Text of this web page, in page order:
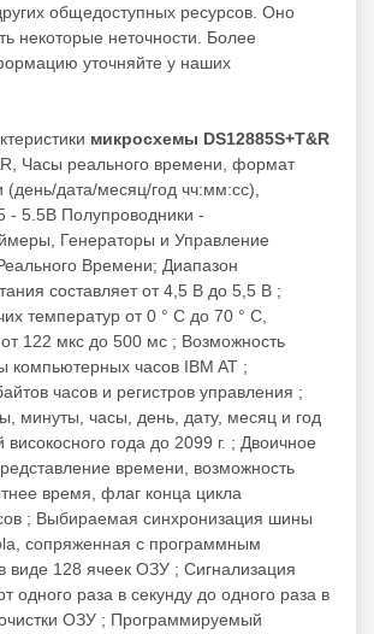
общедоступных ресурсов. Оно
некоторые неточности. Более
уточняйте у наших
микросхемы DS12885S+T&R
Часы реального времени, формат
дата/месяц/год чч:мм:сс),
- 5.5В Полупроводники -
Генераторы и Управление
Времени; Диапазон
составляет от 4,5 В до 5,5 В ;
температур от 0 ° C до 70 ° C,
122 мкс до 500 мс ; Возможность
компьютерных часов IBM AT ;
часов и регистров управления ;
минуты, часы, день, дату, месяц и год
года до 2099 г. ; Двоичное
времени, возможность
время, флаг конца цикла
; Выбираемая синхронизация шины
сопряженная с программным
виде 128 ячеек ОЗУ ; Сигнализация
одного раза в секунду до одного раза в
ОЗУ ; Программируемый